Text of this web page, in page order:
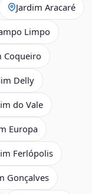
Jardim Aracaré
Limpo
Coqueiro
Delly
do Vale
Europa
Ferlópolis
Gonçalves